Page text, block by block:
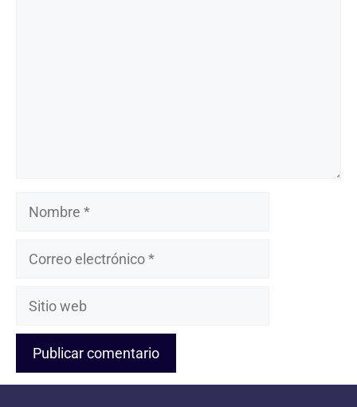
Nombre
Sitio